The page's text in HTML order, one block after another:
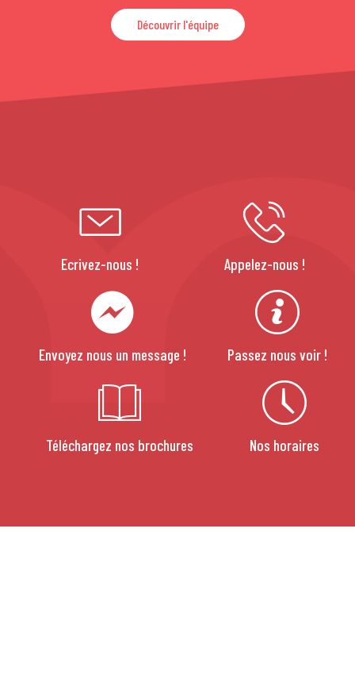
Découvrir l'équipe
Ecrivez-nous ! Appelez-nous !
Envoyez nous un message ! Passez nous voir !
Téléchargez nos brochures Nos horaires